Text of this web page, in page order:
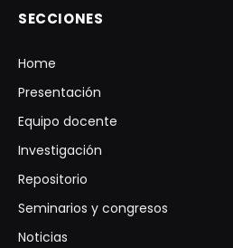
SECCIONES
Home
Presentación
Equipo docente
Investigación
Repositorio
Seminarios y congresos
Noticias